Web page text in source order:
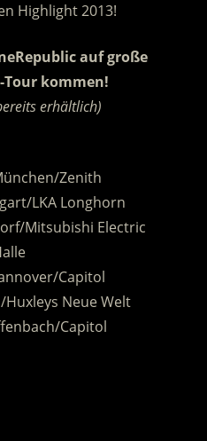
Highlight 2013!
auf große
kommen!
erhältlich)
Zenith
LKA Longhorn
Mitsubishi Electric
Capitol
Huxleys Neue Welt
Capitol